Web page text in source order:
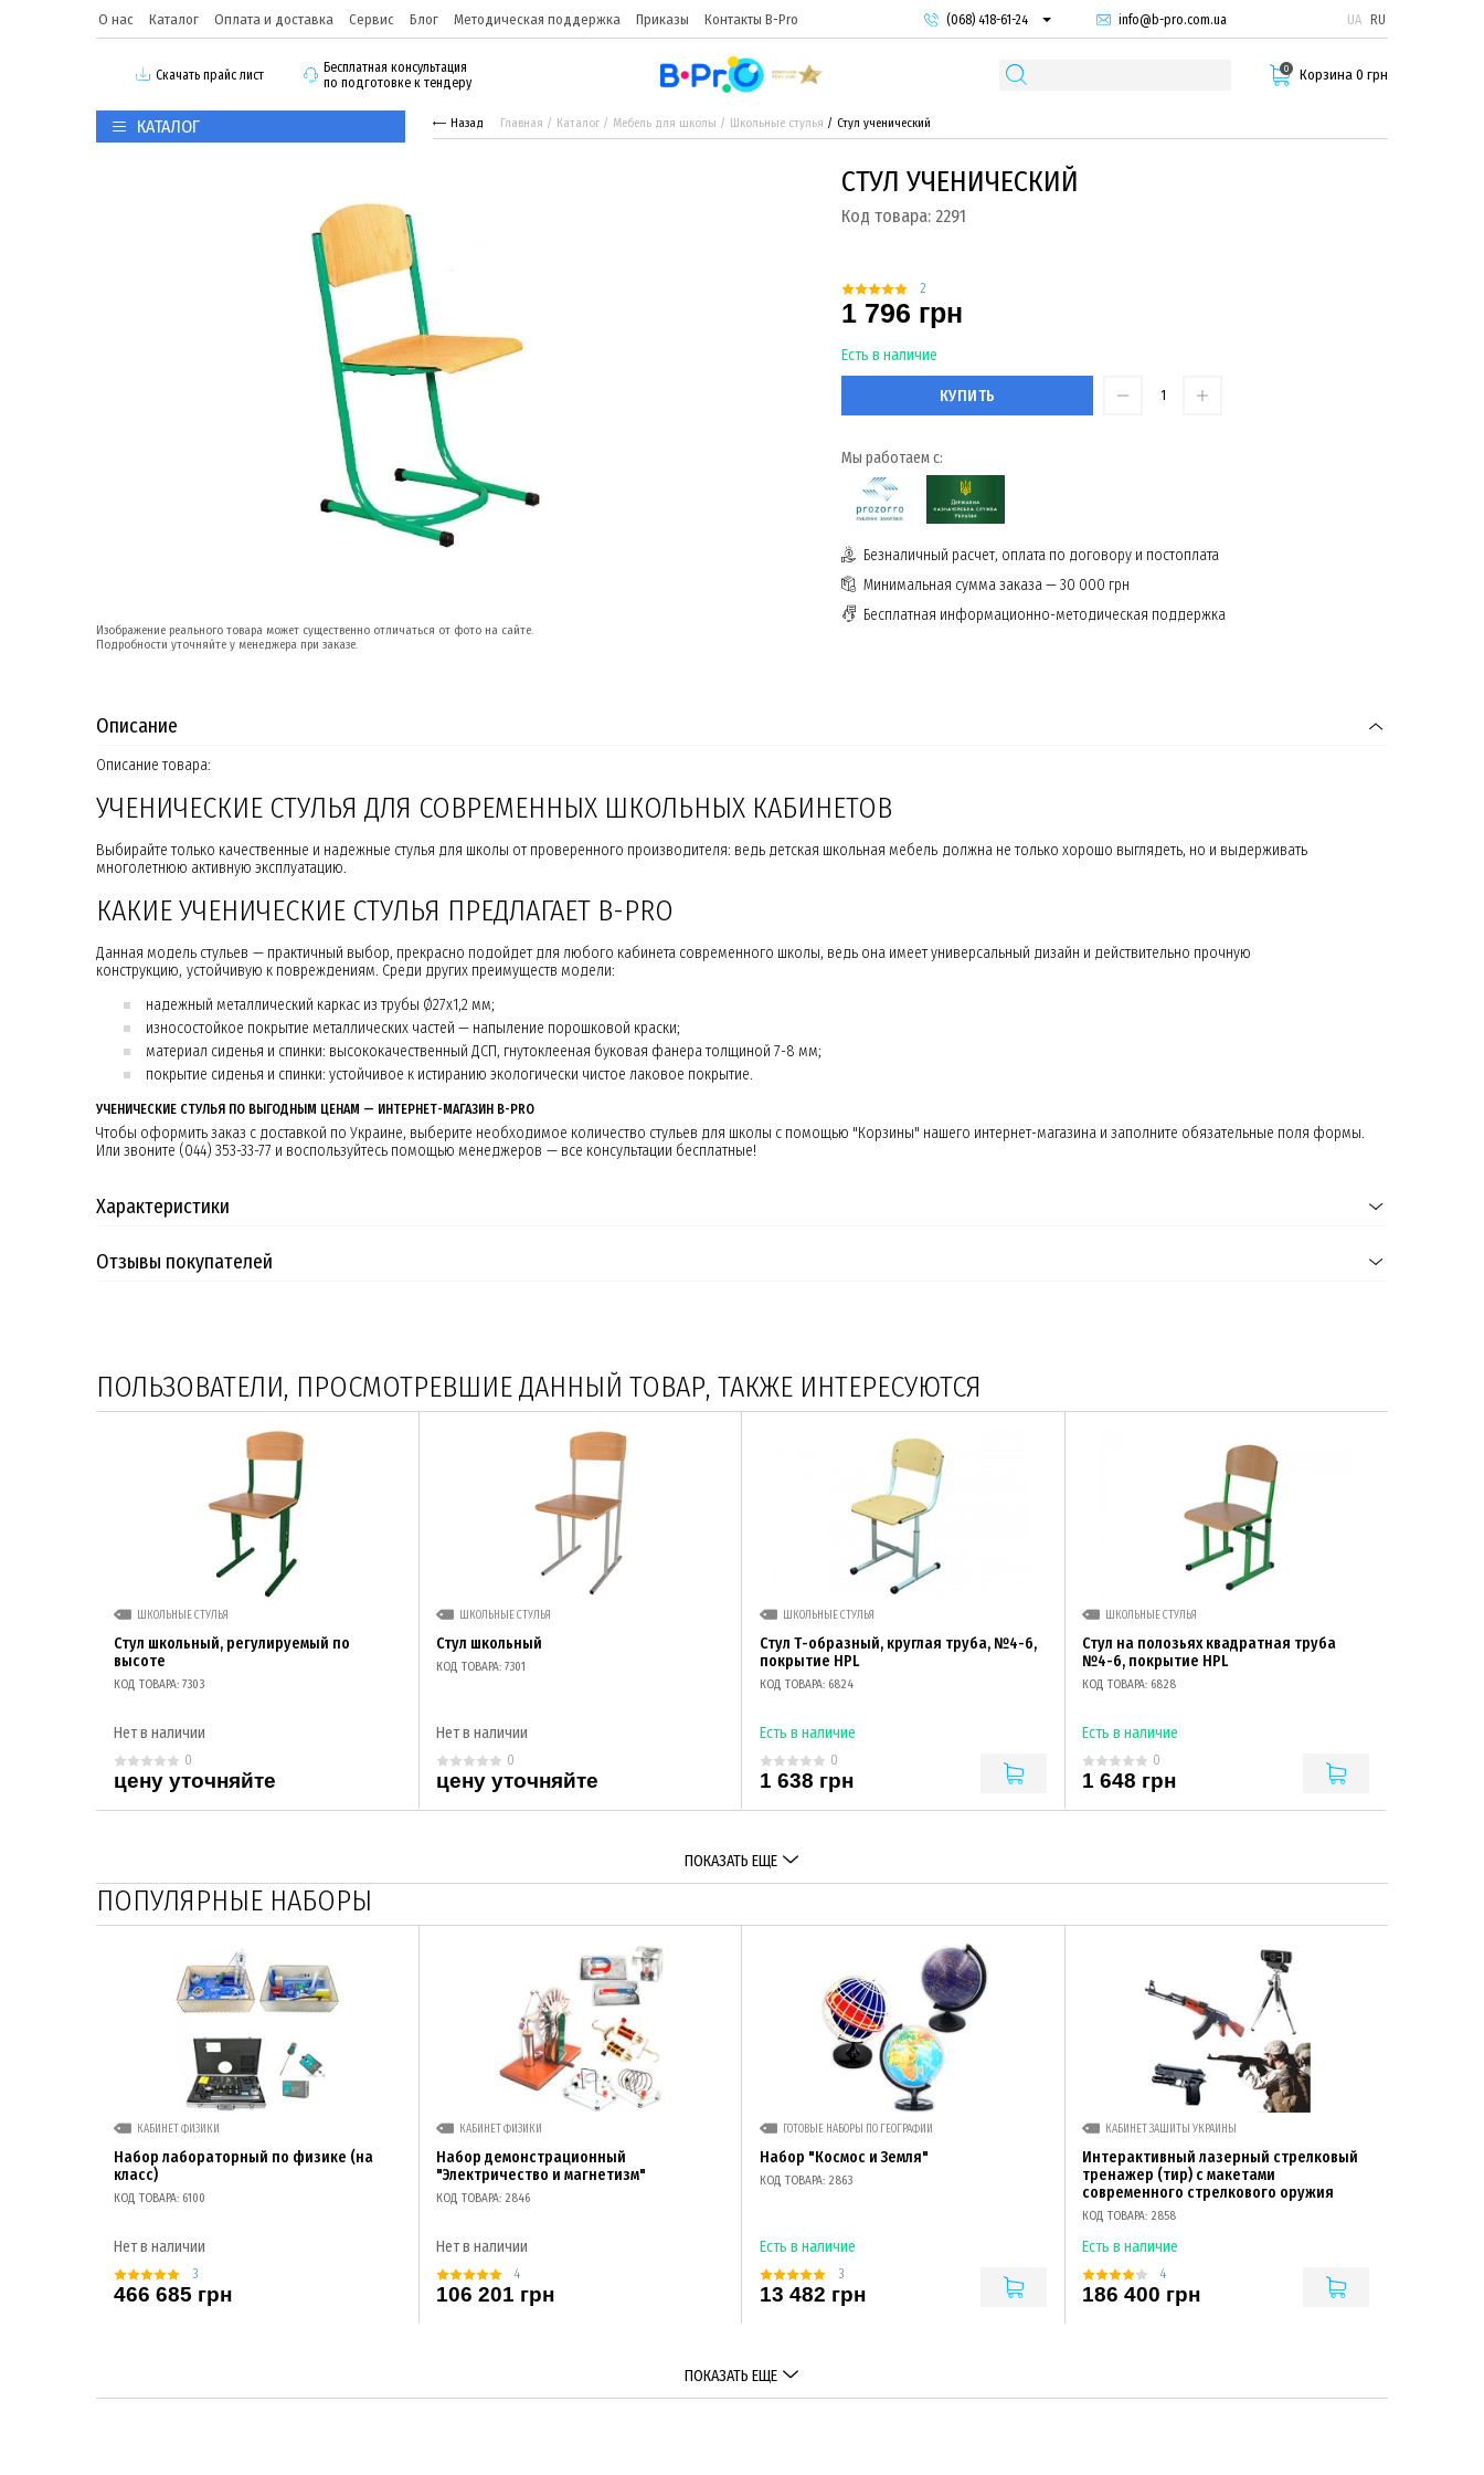
О нас Каталог Оплата и доставка Сервис Блог Методическая поддержка Приказы Контакты B-Pro
(068) 418-61-24
(095) 987-29-55
info@b-pro.com.ua UA RU
Скачать прайс лист
Бесплатная консультация
по подготовке к тендеру
0 Корзина 0 грн
КАТАЛОГ Назад Главная Каталог Мебель для школы Школьные стулья Стул ученический
Изображение реального товара может существенно отличаться от фото на сайте.
Подробности уточняйте у менеджера при заказе.
СТУЛ УЧЕНИЧЕСКИЙ
Код товара: 2291
2
1 796 грн
Есть в наличие
КУПИТЬ
Мы работаем с:
Безналичный расчет, оплата по договору и постоплата
Минимальная сумма заказа — 30 000 грн
Бесплатная информационно-методическая поддержка
Описание
Описание товара:
УЧЕНИЧЕСКИЕ СТУЛЬЯ ДЛЯ СОВРЕМЕННЫХ ШКОЛЬНЫХ КАБИНЕТОВ
Выбирайте только качественные и надежные стулья для школы от проверенного производителя: ведь детская школьная мебель должна не только хорошо выглядеть, но и выдерживать
многолетнюю активную эксплуатацию.
КАКИЕ УЧЕНИЧЕСКИЕ СТУЛЬЯ ПРЕДЛАГАЕТ B-PRO
Данная модель стульев — практичный выбор, прекрасно подойдет для любого кабинета современного школы, ведь она имеет универсальный дизайн и действительно прочную
конструкцию, устойчивую к повреждениям. Среди других преимуществ модели:
надежный металлический каркас из трубы Ø27х1,2 мм;
износостойкое покрытие металлических частей — напыление порошковой краски;
материал сиденья и спинки: высококачественный ДСП, гнутоклееная буковая фанера толщиной 7-8 мм;
покрытие сиденья и спинки: устойчивое к истиранию экологически чистое лаковое покрытие.
УЧЕНИЧЕСКИЕ СТУЛЬЯ ПО ВЫГОДНЫМ ЦЕНАМ — ИНТЕРНЕТ-МАГАЗИН B-PRO
Чтобы оформить заказ с доставкой по Украине, выберите необходимое количество стульев для школы с помощью "Корзины" нашего интернет-магазина и заполните обязательные поля формы.
Или звоните (044) 353-33-77 и воспользуйтесь помощью менеджеров — все консультации бесплатные!
Характеристики
Отзывы покупателей
ПОЛЬЗОВАТЕЛИ, ПРОСМОТРЕВШИЕ ДАННЫЙ ТОВАР, ТАКЖЕ ИНТЕРЕСУЮТСЯ
ШКОЛЬНЫЕ СТУЛЬЯ
Стул школьный, регулируемый по
высоте
КОД ТОВАРА: 7303
Нет в наличии
0
цену уточняйте
ШКОЛЬНЫЕ СТУЛЬЯ
Стул школьный
КОД ТОВАРА: 7301
Нет в наличии
0
цену уточняйте
ШКОЛЬНЫЕ СТУЛЬЯ
Стул Т-образный, круглая труба, №4-6,
покрытие HPL
КОД ТОВАРА: 6824
Есть в наличие
0
1 638 грн
ШКОЛЬНЫЕ СТУЛЬЯ
Стул на полозьях квадратная труба
№4-6, покрытие HPL
КОД ТОВАРА: 6828
Есть в наличие
0
1 648 грн
ПОКАЗАТЬ ЕЩЕ
ПОПУЛЯРНЫЕ НАБОРЫ
КАБИНЕТ ФИЗИКИ
Набор лабораторный по физике (на
класс)
КОД ТОВАРА: 6100
Нет в наличии
3
466 685 грн
КАБИНЕТ ФИЗИКИ
Набор демонстрационный
"Электричество и магнетизм"
КОД ТОВАРА: 2846
Нет в наличии
4
106 201 грн
ГОТОВЫЕ НАБОРЫ ПО ГЕОГРАФИИ
Набор "Космос и Земля"
КОД ТОВАРА: 2863
Есть в наличие
3
13 482 грн
КАБИНЕТ ЗАЩИТЫ УКРАИНЫ
Интерактивный лазерный стрелковый
тренажер (тир) с макетами
современного стрелкового оружия
КОД ТОВАРА: 2858
Есть в наличие
4
186 400 грн
ПОКАЗАТЬ ЕЩЕ